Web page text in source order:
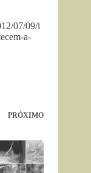
07/09/i
a-
PRÓXIMO